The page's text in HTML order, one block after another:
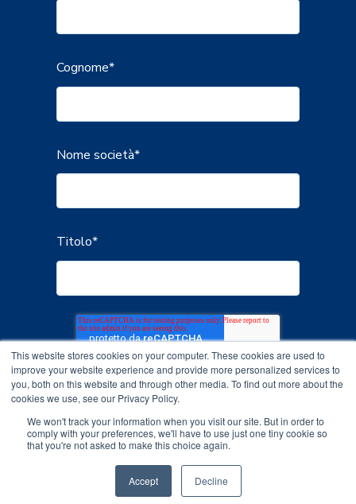
This website stores cookies on your computer. These cookies are used to
improve your website experience and provide more personalized services to
you, both on this website and through other media. To find out more about the
cookies we use, see our Privacy Policy.
We won't track your information when you visit our site. But in order to
comply with your preferences, we'll have to use just one tiny cookie so
that you're not asked to make this choice again.
Accept Decline
Cognome*
Nome società*
Titolo*